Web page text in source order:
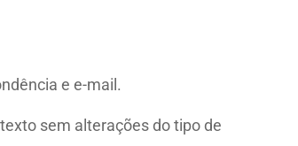
e e-mail.
sem alterações do tipo de